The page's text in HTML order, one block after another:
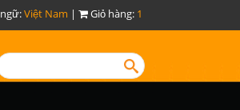
Việt Nam | Giỏ hàng: 1